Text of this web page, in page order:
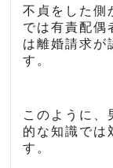
不貞をした側
では有責配偶
は離婚請求が
す。
このように、
的な知識では
す。